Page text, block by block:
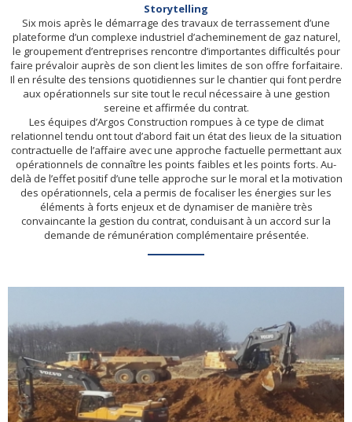
Storytelling
Six mois après le démarrage des travaux de terrassement d’une
plateforme d’un complexe industriel d’acheminement de gaz naturel,
le groupement d’entreprises rencontre d’importantes difficultés pour
faire prévaloir auprès de son client les limites de son offre forfaitaire.
Il en résulte des tensions quotidiennes sur le chantier qui font perdre
aux opérationnels sur site tout le recul nécessaire à une gestion
sereine et affirmée du contrat.
Les équipes d’Argos Construction rompues à ce type de climat
relationnel tendu ont tout d’abord fait un état des lieux de la situation
contractuelle de l’affaire avec une approche factuelle permettant aux
opérationnels de connaître les points faibles et les points forts. Au-
delà de l’effet positif d’une telle approche sur le moral et la motivation
des opérationnels, cela a permis de focaliser les énergies sur les
éléments à forts enjeux et de dynamiser de manière très
convaincante la gestion du contrat, conduisant à un accord sur la
demande de rémunération complémentaire présentée.